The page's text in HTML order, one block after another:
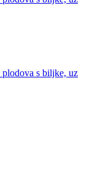
s biljke, uz